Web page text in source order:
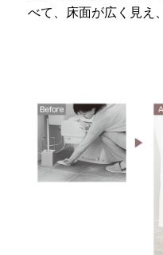
べて、床面が広く見え